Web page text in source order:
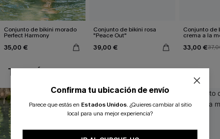
Conjunto de bikini morado
Perfect Harmony
35,00 €
Conjunto de bikini rosa
"Peace Out"
39,00 €
Conjunto de
crema a la
33,00 €
TAMBIÉN TE PUEDE GUSTAR
Confirma tu ubicación de envío
Parece que estás en Estados Unidos. ¿Quieres cambiar al sitio
local para una mejor experiencia?